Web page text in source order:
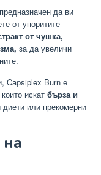
предназначен да ви
от упоритите
от чушка,
за да увеличи
Capsiplex Burn е
искат бърза и
диети или прекомерни